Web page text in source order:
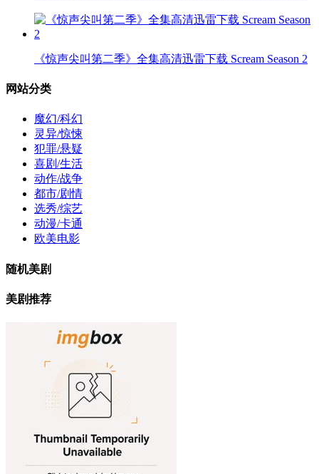
《惊声尖叫第二季》全集高清迅雷下载 Scream Season 2
网站分类
魔幻/科幻
灵异/惊悚
犯罪/悬疑
喜剧/生活
动作/战争
都市/剧情
选秀/综艺
动漫/卡通
欧美电影
随机美剧
美剧推荐